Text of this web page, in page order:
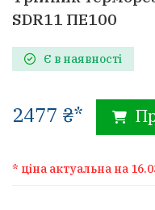
SDR11 ПЕ100
Є в наявності
2477 ₴*
* ціна актуальна на